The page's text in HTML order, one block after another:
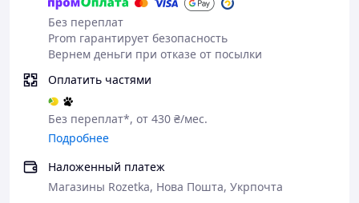
Без переплат
Prom гарантирует безопасность
Вернем деньги при отказе от посылки
Оплатить частями
Без переплат*, от 430 ₴/мес.
Подробнее
Наложенный платеж
Магазины Rozetka, Нова Пошта, Укрпочта